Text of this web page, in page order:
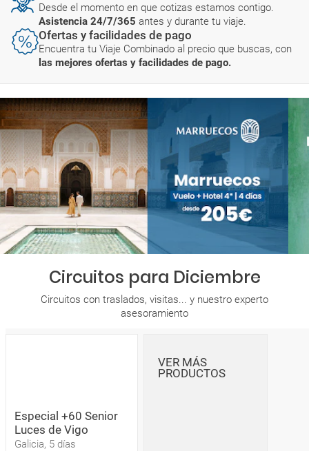
Desde el momento en que cotizas estamos contigo.
Asistencia 24/7/365 antes y durante tu viaje.
Ofertas y facilidades de pago
Encuentra tu Viaje Combinado al precio que buscas, con
las mejores ofertas y facilidades de pago.
Circuitos para Diciembre
Circuitos con traslados, visitas... y nuestro experto
asesoramiento
Especial +60 Senior
Luces de Vigo
Galicia, 5 días
VER MÁS
PRODUCTOS